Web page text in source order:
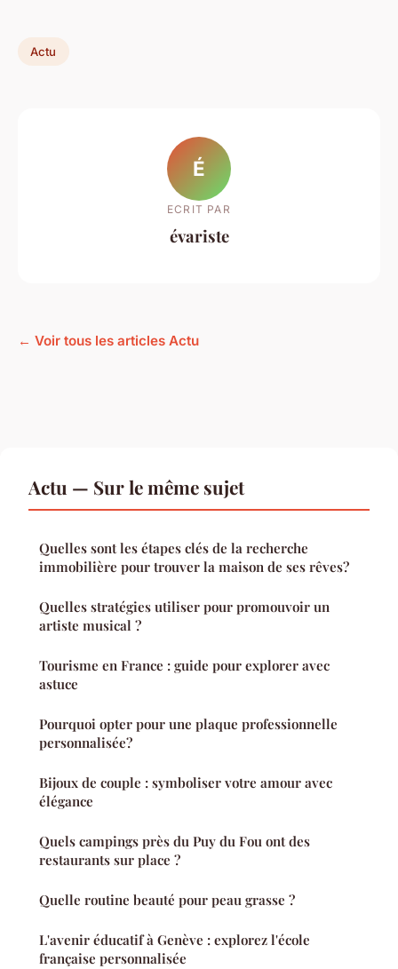
Actu
É
ECRIT PAR
évariste
← Voir tous les articles Actu
Actu — Sur le même sujet
Quelles sont les étapes clés de la recherche
immobilière pour trouver la maison de ses rêves?
Quelles stratégies utiliser pour promouvoir un
artiste musical ?
Tourisme en France : guide pour explorer avec
astuce
Pourquoi opter pour une plaque professionnelle
personnalisée?
Bijoux de couple : symboliser votre amour avec
élégance
Quels campings près du Puy du Fou ont des
restaurants sur place ?
Quelle routine beauté pour peau grasse ?
L'avenir éducatif à Genève : explorez l'école
française personnalisée